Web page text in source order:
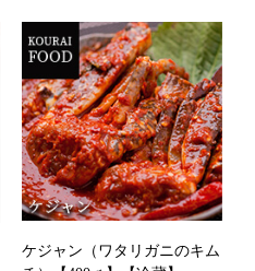
ケジャン（ワタリガニのキム